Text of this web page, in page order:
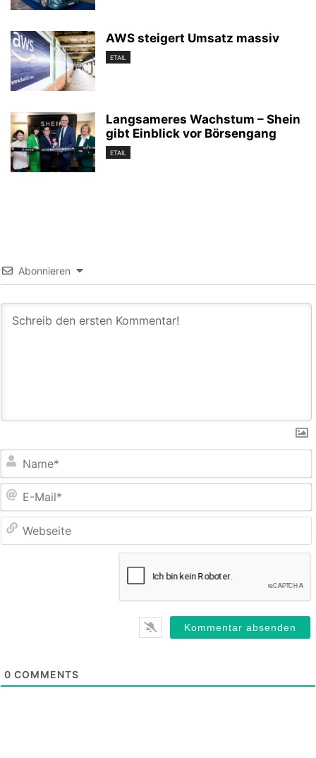
AWS steigert Umsatz massiv
ETAIL
Langsameres Wachstum – Shein
gibt Einblick vor Börsengang
ETAIL
Abonnieren
0 COMMENTS